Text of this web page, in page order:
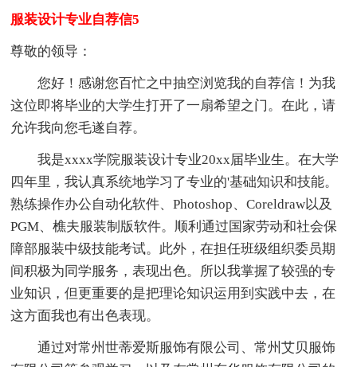
服装设计专业自荐信5
尊敬的领导：
您好！感谢您百忙之中抽空浏览我的自荐信！为我
这位即将毕业的大学生打开了一扇希望之门。在此，请
允许我向您毛遂自荐。
我是xxxx学院服装设计专业20xx届毕业生。在大学
四年里，我认真系统地学习了专业的'基础知识和技能。
熟练操作办公自动化软件、Photoshop、Coreldraw以及
PGM、樵夫服装制版软件。顺利通过国家劳动和社会保
障部服装中级技能考试。此外，在担任班级组织委员期
间积极为同学服务，表现出色。所以我掌握了较强的专
业知识，但更重要的是把理论知识运用到实践中去，在
这方面我也有出色表现。
通过对常州世蒂爱斯服饰有限公司、常州艾贝服饰